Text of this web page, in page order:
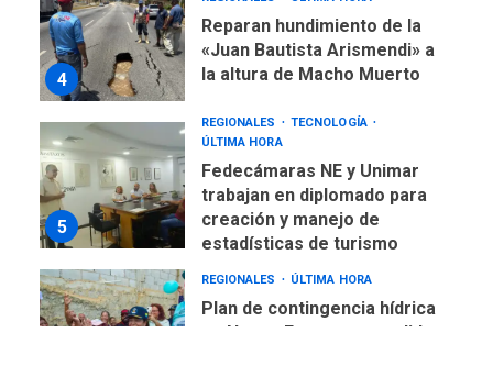
5
ÚLTIMA HORA
Fedecámaras NE y Unimar
trabajan en diplomado para
estadísticas de turismo
6
Plan de contingencia hídrica
en Nueva Esparta consolida
avances en territorio
ECONOMÍA
TITULARES